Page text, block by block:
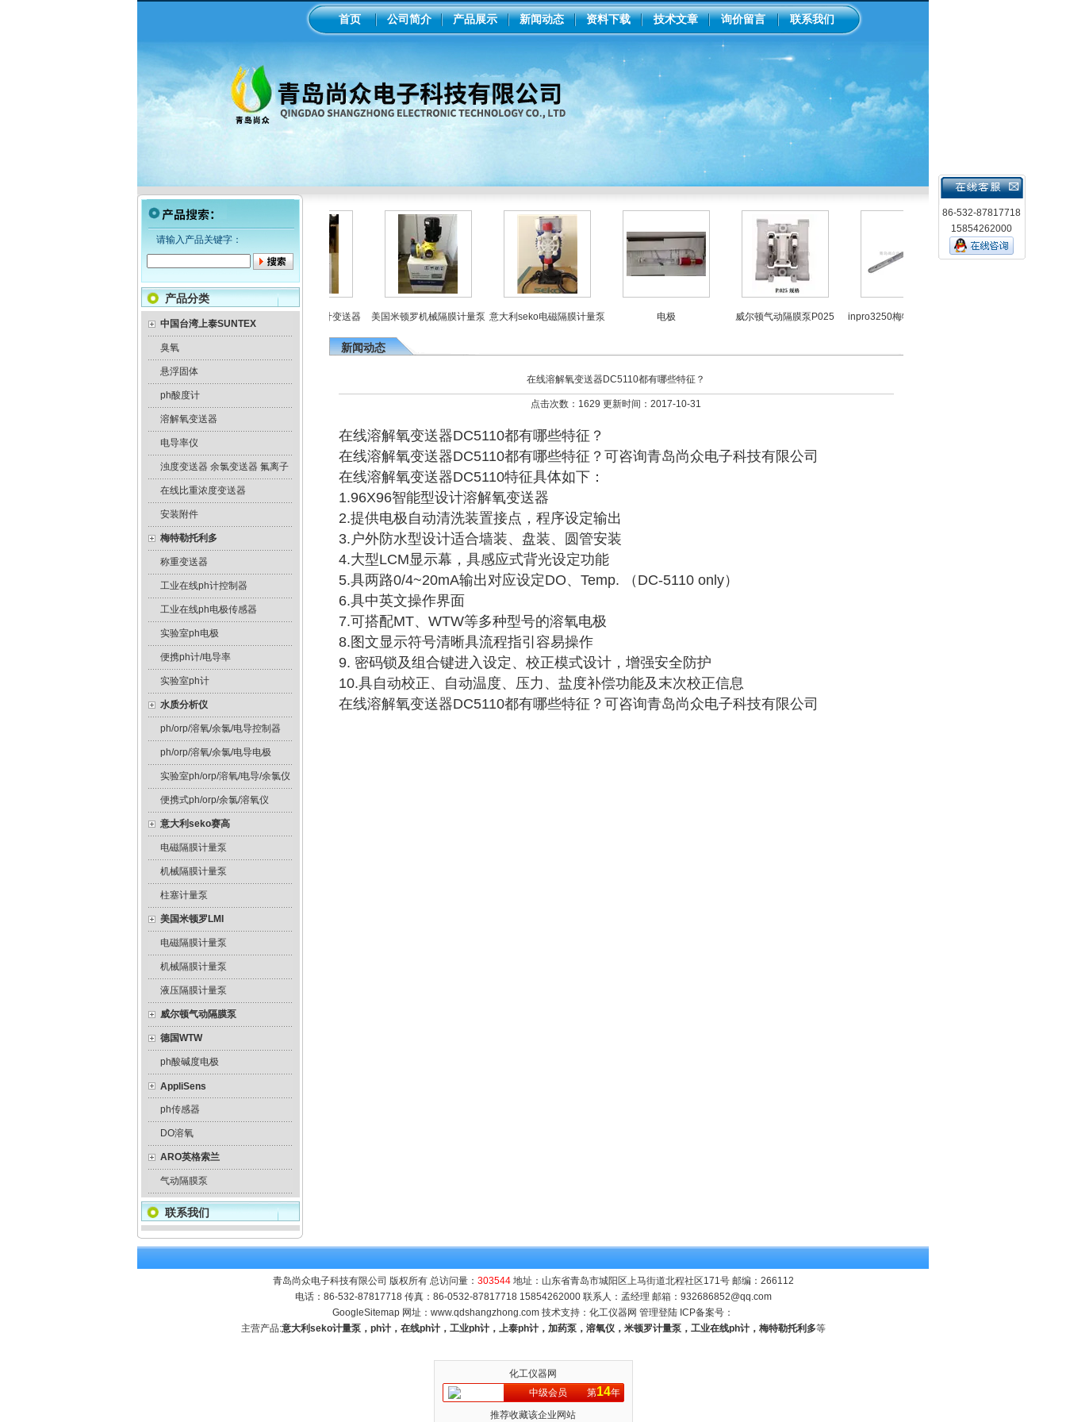
首页 公司简介 产品展示 新闻动态 资料下载 技术文章 询价留言 联系我们
请输入产品关键字：
产品分类
中国台湾上泰SUNTEX
臭氧
悬浮固体
ph酸度计
溶解氧变送器
电导率仪
浊度变送器 余氯变送器 氟离子
在线比重浓度变送器
安装附件
梅特勒托利多
称重变送器
工业在线ph计控制器
工业在线ph电极传感器
实验室ph电极
便携ph计/电导率
实验室ph计
水质分析仪
ph/orp/溶氧/余氯/电导控制器
ph/orp/溶氧/余氯/电导电极
实验室ph/orp/溶氧/电导/余氯仪
便携式ph/orp/余氯/溶氧仪
意大利seko赛高
电磁隔膜计量泵
机械隔膜计量泵
柱塞计量泵
美国米顿罗LMI
电磁隔膜计量泵
机械隔膜计量泵
液压隔膜计量泵
威尔顿气动隔膜泵
德国WTW
ph酸碱度电极
AppliSens
ph传感器
DO溶氧
ARO英格索兰
气动隔膜泵
联系我们
LMI米顿罗电磁隔膜泵加药
泵
工业在线ph/orp计变送器 美国米顿罗机械隔膜计量泵 意大利seko电磁隔膜计量泵 电极 威尔顿气动隔膜泵P025 inpro3250梅特勒ph计电极
新闻动态
在线溶解氧变送器DC5110都有哪些特征？
点击次数：1629 更新时间：2017-10-31
在线溶解氧变送器DC5110都有哪些特征？
在线溶解氧变送器DC5110都有哪些特征？可咨询青岛尚众电子科技有限公司
在线溶解氧变送器DC5110特征具体如下：
1.96X96智能型设计溶解氧变送器
2.提供电极自动清洗装置接点，程序设定输出
3.户外防水型设计适合墙装、盘装、圆管安装
4.大型LCM显示幕，具感应式背光设定功能
5.具两路0/4~20mA输出对应设定DO、Temp. （DC-5110 only）
6.具中英文操作界面
7.可搭配MT、WTW等多种型号的溶氧电极
8.图文显示符号清晰具流程指引容易操作
9. 密码锁及组合键进入设定、校正模式设计，增强安全防护
10.具自动校正、自动温度、压力、盐度补偿功能及末次校正信息
在线溶解氧变送器DC5110都有哪些特征？可咨询青岛尚众电子科技有限公司
青岛尚众电子科技有限公司 版权所有 总访问量： 303544地址：山东省青岛市城阳区上马街道北程社区171号 邮编：266112
电话：86-532-87817718 传真：86-0532-87817718 15854262000 联系人：孟经理 邮箱： 932686852@qq.com
GoogleSitemap 网址： www.qdshangzhong.com 技术支持： 化工仪器网 管理登陆 ICP备案号：
主营产品:意大利seko计量泵，ph计，在线ph计，工业ph计，上泰ph计，加药泵，溶氧仪，米顿罗计量泵，工业在线ph计，梅特勒托利多等
86-532-87817718
15854262000
化工仪器网
中级会员
第14年
推荐收藏该企业网站